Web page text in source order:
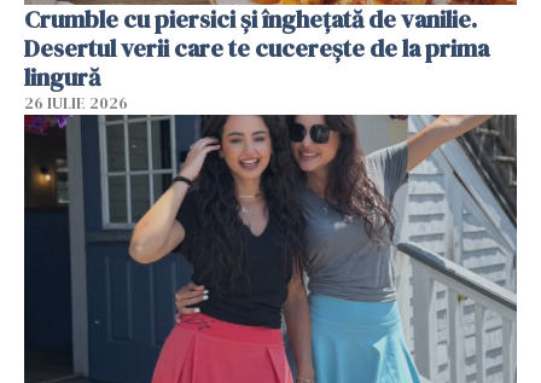
Crumble cu piersici și înghețată de vanilie.
Desertul verii care te cucerește de la prima
lingură
26 IULIE 2026